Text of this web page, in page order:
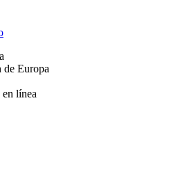
de Europa
línea